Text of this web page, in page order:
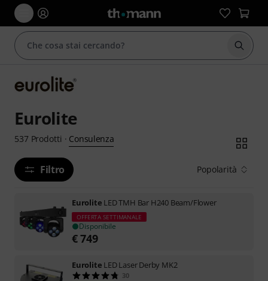
Eurolite
537 Prodotti · Consulenza
Filtro Popolarità
Eurolite LED TMH Bar H240 Beam/Flower
OFFERTA SETTIMANALE
Disponibile
€749
Eurolite LED Laser Derby MK2
30